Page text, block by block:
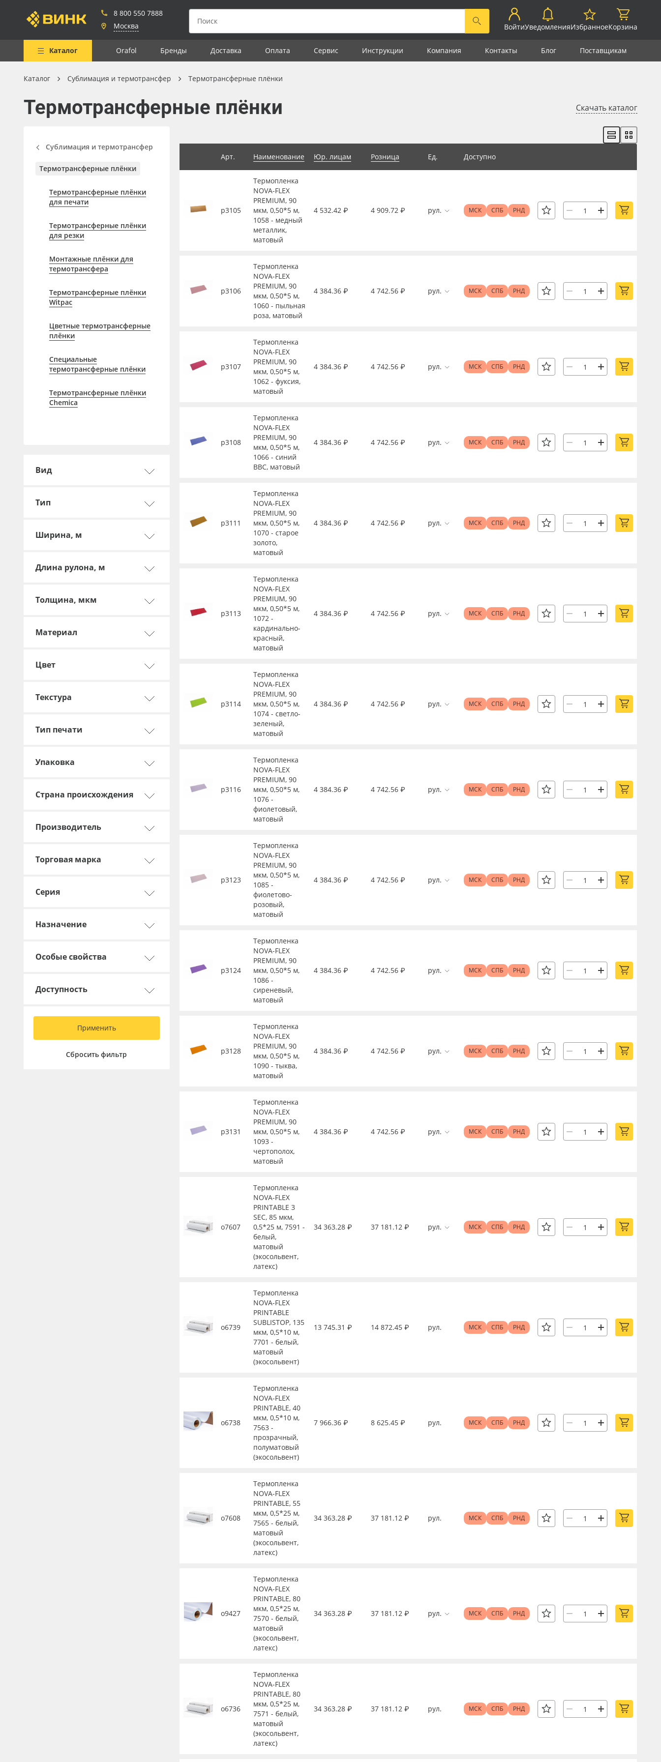
8 800 550 7888
Москва
ВойтиУведомленияИзбранноеКорзина
Каталог Orafol Бренды Доставка Оплата Сервис Инструкции Компания Контакты Блог Поставщикам
Весь каталог
Рулонные материалы
Мобильные конструкции и
POS-материалы
Профильные системы
Сублимация и термотрансфер
Светотехника
Инженерные пластики
Упаковочные материалы
Оборудование и инструмент
Новинки ассортимента
Orajet 3640
ПЭТ листовой
Заготовки для сувениров
Каталог Сублимация и термотрансфер Термотрансферные плёнки
Термотрансферные плёнки Скачать каталог
Сублимация и термотрансфер
Термотрансферные плёнки
Термотрансферные плёнки
для печати
Термотрансферные плёнки
для резки
Монтажные плёнки для
термотрансфера
Термотрансферные плёнки
Witpac
Цветные термотрансферные
плёнки
Специальные
термотрансферные плёнки
Термотрансферные плёнки
Chemica
Вид
Тип
Ширина, м
Длина рулона, м
Толщина, мкм
Материал
Цвет
Текстура
Тип печати
Упаковка
Страна происхождения
Производитель
Торговая марка
Серия
Назначение
Особые свойства
Доступность
Применить
Сбросить фильтр
Арт. Наименование Юр. лицам Розница Ед. Доступно
р3105
Термопленка
NOVA-FLEX
PREMIUM, 90
мкм, 0,50*5 м,
1058 - медный
металлик,
матовый
4 532.42 ₽ 4 909.72 ₽ рул. МСК СПБ РНД
р3106
Термопленка
NOVA-FLEX
PREMIUM, 90
мкм, 0,50*5 м,
1060 - пыльная
роза, матовый
4 384.36 ₽ 4 742.56 ₽ рул. МСК СПБ РНД
р3107
Термопленка
NOVA-FLEX
PREMIUM, 90
мкм, 0,50*5 м,
1062 - фуксия,
матовый
4 384.36 ₽ 4 742.56 ₽ рул. МСК СПБ РНД
р3108
Термопленка
NOVA-FLEX
PREMIUM, 90
мкм, 0,50*5 м,
1066 - синий
ВВС, матовый
4 384.36 ₽ 4 742.56 ₽ рул. МСК СПБ РНД
р3111
Термопленка
NOVA-FLEX
PREMIUM, 90
мкм, 0,50*5 м,
1070 - старое
золото,
матовый
4 384.36 ₽ 4 742.56 ₽ рул. МСК СПБ РНД
р3113
Термопленка
NOVA-FLEX
PREMIUM, 90
мкм, 0,50*5 м,
1072 -
кардинально-
красный,
матовый
4 384.36 ₽ 4 742.56 ₽ рул. МСК СПБ РНД
р3114
Термопленка
NOVA-FLEX
PREMIUM, 90
мкм, 0,50*5 м,
1074 - светло-
зеленый,
матовый
4 384.36 ₽ 4 742.56 ₽ рул. МСК СПБ РНД
р3116
Термопленка
NOVA-FLEX
PREMIUM, 90
мкм, 0,50*5 м,
1076 -
фиолетовый,
матовый
4 384.36 ₽ 4 742.56 ₽ рул. МСК СПБ РНД
р3123
Термопленка
NOVA-FLEX
PREMIUM, 90
мкм, 0,50*5 м,
1085 -
фиолетово-
розовый,
матовый
4 384.36 ₽ 4 742.56 ₽ рул. МСК СПБ РНД
р3124
Термопленка
NOVA-FLEX
PREMIUM, 90
мкм, 0,50*5 м,
1086 -
сиреневый,
матовый
4 384.36 ₽ 4 742.56 ₽ рул. МСК СПБ РНД
р3128
Термопленка
NOVA-FLEX
PREMIUM, 90
мкм, 0,50*5 м,
1090 - тыква,
матовый
4 384.36 ₽ 4 742.56 ₽ рул. МСК СПБ РНД
р3131
Термопленка
NOVA-FLEX
PREMIUM, 90
мкм, 0,50*5 м,
1093 -
чертополох,
матовый
4 384.36 ₽ 4 742.56 ₽ рул. МСК СПБ РНД
о7607
Термопленка
NOVA-FLEX
PRINTABLE 3
SEC, 85 мкм,
0,5*25 м, 7591 -
белый,
матовый
(экосольвент,
латекс)
34 363.28 ₽ 37 181.12 ₽ рул. МСК СПБ РНД
о6739
Термопленка
NOVA-FLEX
PRINTABLE
SUBLISTOP, 135
мкм, 0,5*10 м,
7701 - белый,
матовый
(экосольвент)
13 745.31 ₽ 14 872.45 ₽ рул. МСК СПБ РНД
о6738
Термопленка
NOVA-FLEX
PRINTABLE, 40
мкм, 0,5*10 м,
7563 -
прозрачный,
полуматовый
(экосольвент)
7 966.36 ₽ 8 625.45 ₽ рул. МСК СПБ РНД
о7608
Термопленка
NOVA-FLEX
PRINTABLE, 55
мкм, 0,5*25 м,
7565 - белый,
матовый
(экосольвент,
латекс)
34 363.28 ₽ 37 181.12 ₽ рул. МСК СПБ РНД
о9427
Термопленка
NOVA-FLEX
PRINTABLE, 80
мкм, 0,5*25 м,
7570 - белый,
матовый
(экосольвент,
латекс)
34 363.28 ₽ 37 181.12 ₽ рул. МСК СПБ РНД
о6736
Термопленка
NOVA-FLEX
PRINTABLE, 80
мкм, 0,5*25 м,
7571 - белый,
матовый
(экосольвент,
латекс)
34 363.28 ₽ 37 181.12 ₽ рул. МСК СПБ РНД